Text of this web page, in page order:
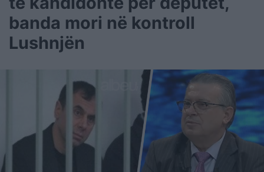
banda mori në kontroll
Lushnjën